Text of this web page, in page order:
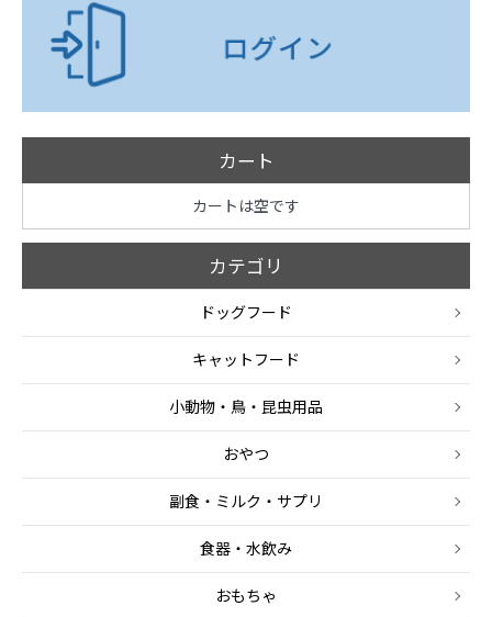
カート
カートは空です
カテゴリ
ドッグフード
キャットフード
小動物・鳥・昆虫用品
おやつ
副食・ミルク・サプリ
食器・水飲み
おもちゃ